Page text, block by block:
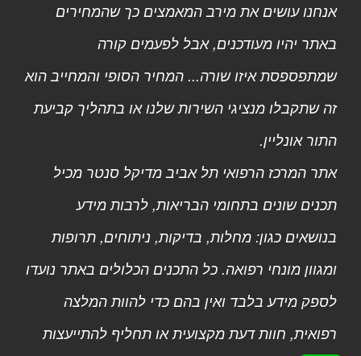
אנחנו עושים את מירב המאמצים כך שהמחירים
באתר יהיו מעודכנים, אבל לפעמים קורה
שמתפספסת איזו שורה... המחיר הסופי והמחייב הוא
זה שתקבלו מנציגי השירות שלנו או בתהליך קביעת
התור אונליין.
אתר המרכז הרפואי תל אביב מדיקל סנטר מכיל
תכנים שונים בתחומי הבריאות, לרבות מידע
בנושאים כגון: מחלות, בדיקות, ניתוחים, תרופות
ומגוון מונחי רפואה. כל התכנים הכלולים באתר נועדו
לספק מידע בלבד ואין בהם כדי להוות המלצה
רפואית, חוות דעת מקצועית או תחליף להתייעצות